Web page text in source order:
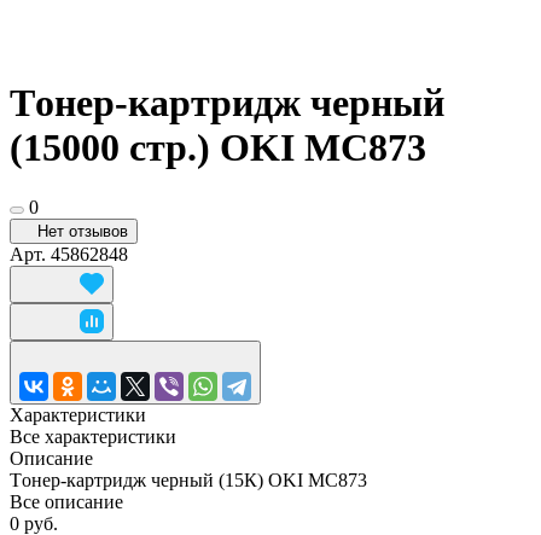
Tонер-картридж черный
(15000 стр.) OKI MC873
0
Нет отзывов
Арт. 45862848
Характеристики
Все характеристики
Описание
Tонер-картридж черный (15К) OKI MC873
Все описание
0 руб.